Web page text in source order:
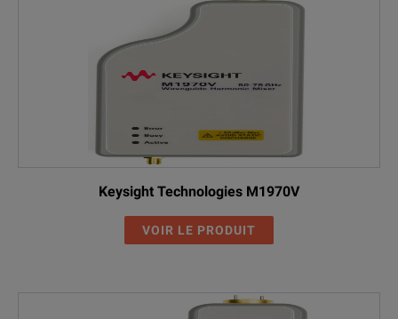
Keysight Technologies M1970V
VOIR LE PRODUIT